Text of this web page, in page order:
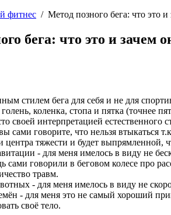
фитнес / Метод позного бега: что это
бега: что это и
стилем бега для себя и не для
коленка, стопа и пятка (точнее
своей интерпретацией
сами говорите, что нельзя втыкаться
центра тяжести и будет
- для меня имелось в виду не
сами говорили в беговом колесе про
травм.
- для меня имелось в виду не
- для меня это не самый хороший
своё тело.